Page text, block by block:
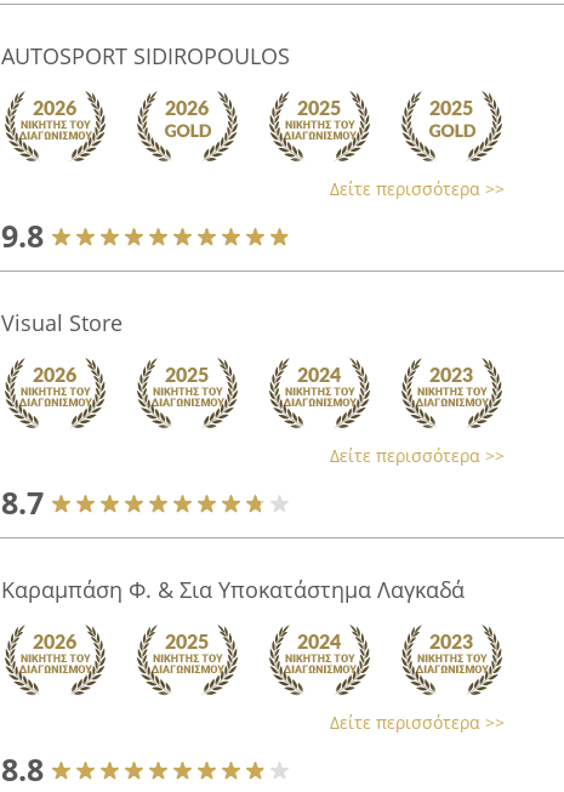
AUTOSPORT SIDIROPOULOS
Δείτε περισσότερα >>
9.8
Visual Store
Δείτε περισσότερα >>
8.7
Καραμπάση Φ. & Σια Υποκατάστημα Λαγκαδά
Δείτε περισσότερα >>
8.8